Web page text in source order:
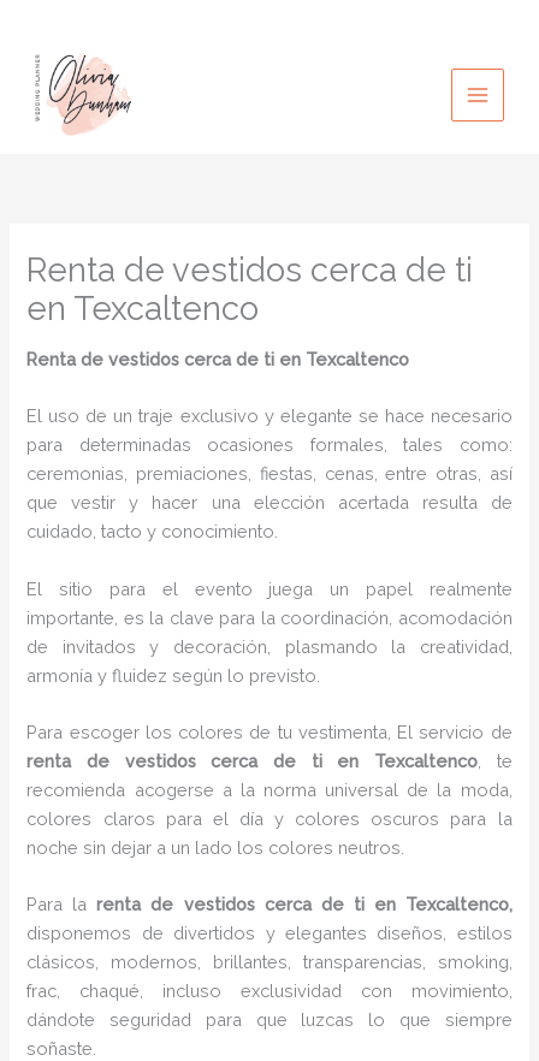
contenido
Renta de vestidos cerca de ti
en Texcaltenco
Renta de vestidos cerca de ti en Texcaltenco
El uso de un traje exclusivo y elegante se hace necesario
para determinadas ocasiones formales, tales como:
ceremonias, premiaciones, fiestas, cenas, entre otras, así
que vestir y hacer una elección acertada resulta de
cuidado, tacto y conocimiento.
El sitio para el evento juega un papel realmente
importante, es la clave para la coordinación, acomodación
de invitados y decoración, plasmando la creatividad,
armonía y fluidez según lo previsto.
Para escoger los colores de tu vestimenta, El servicio de
renta de vestidos cerca de ti en Texcaltenco, te
recomienda acogerse a la norma universal de la moda,
colores claros para el día y colores oscuros para la
noche sin dejar a un lado los colores neutros.
Para larenta de vestidos cerca de ti en Texcaltenco,
disponemos de divertidos y elegantes diseños, estilos
clásicos, modernos, brillantes, transparencias, smoking,
frac, chaqué, incluso exclusividad con movimiento,
dándote seguridad para que luzcas lo que siempre
soñaste.